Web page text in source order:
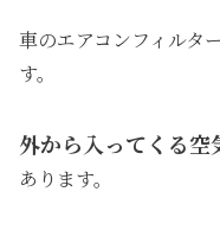
車のエアコンフィルタ
す。
外から入ってくる
あります。